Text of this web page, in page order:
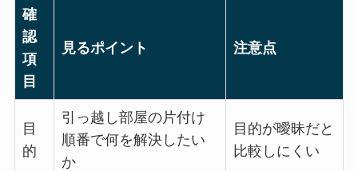
確
認
項
目
見るポイント 注意点
目
的
引っ越し部屋の片付け
順番で何を解決したい
か
目的が曖昧だと
比較しにくい